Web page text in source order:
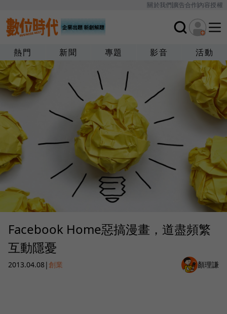
關於我們廣告合作內容授權
熱門 新聞 專題 影音 活動
Facebook Home惡搞漫畫，道盡頻繁
互動隱憂
2013.04.08|創業 顏理謙